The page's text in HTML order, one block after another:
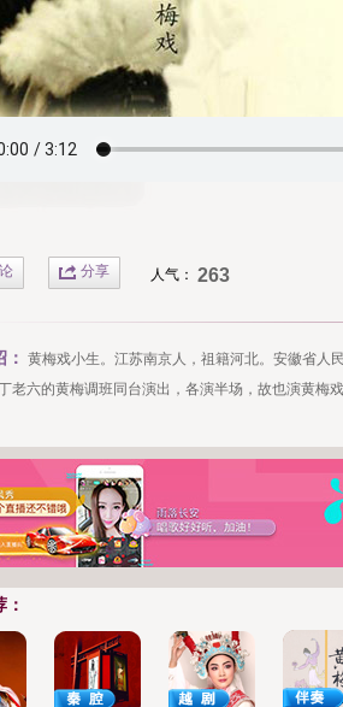
分享 人气： 263
黄梅戏小生。江苏南京人，祖籍河北。安徽省人
老六的黄梅调班同台演出，各演半场，故也演黄梅戏